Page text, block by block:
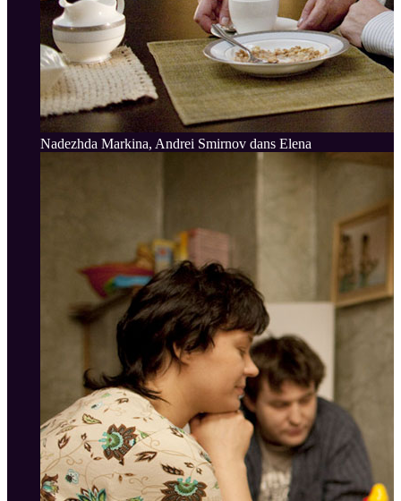
Nadezhda Markina, Andrei Smirnov dans Elena